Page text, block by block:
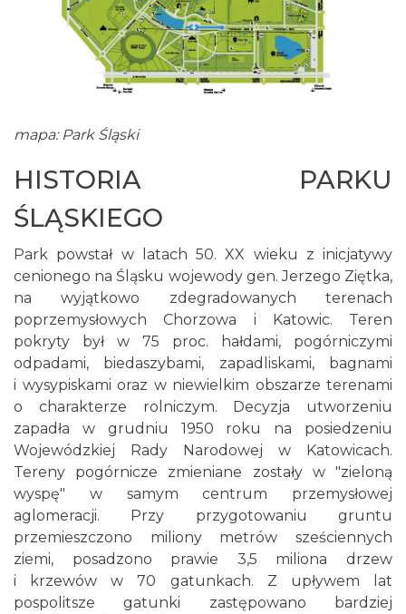
mapa: Park Śląski
HISTORIA PARKU
ŚLĄSKIEGO
Park powstał w latach 50. XX wieku z inicjatywy
cenionego na Śląsku wojewody gen. Jerzego Ziętka,
na wyjątkowo zdegradowanych terenach
poprzemysłowych Chorzowa i Katowic. Teren
pokryty był w 75 proc. hałdami, pogórniczymi
odpadami, biedaszybami, zapadliskami, bagnami
i wysypiskami oraz w niewielkim obszarze terenami
o charakterze rolniczym. Decyzja utworzeniu
zapadła w grudniu 1950 roku na posiedzeniu
Wojewódzkiej Rady Narodowej w Katowicach.
Tereny pogórnicze zmieniane zostały w "zieloną
wyspę" w samym centrum przemysłowej
aglomeracji. Przy przygotowaniu gruntu
przemieszczono miliony metrów sześciennych
ziemi, posadzono prawie 3,5 miliona drzew
i krzewów w 70 gatunkach. Z upływem lat
pospolitsze gatunki zastępowano bardziej